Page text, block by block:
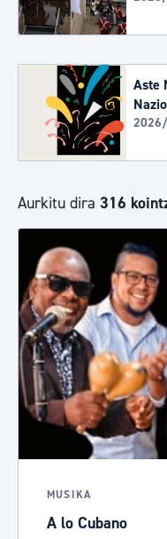
Aste
Aurkitu dira 316
MUSIKA
A lo Cubano